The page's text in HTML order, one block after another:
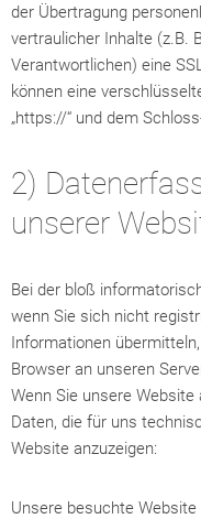
der Übertragung
vertraulicher Inhalte (z.B.
Verantwortlichen) eine
können eine
„https://“ und dem
2)
unserer
Bei der bloß
wenn Sie sich nicht
Informationen
Browser an unseren
Wenn Sie unsere
Daten, die für uns
Website anzuzeigen:
Unsere besuchte Website